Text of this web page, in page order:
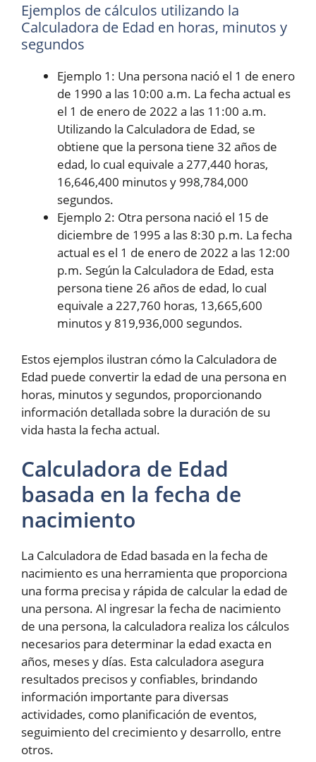
Ejemplos de cálculos utilizando la
Calculadora de Edad en horas, minutos y
segundos
Ejemplo 1: Una persona nació el 1 de enero
de 1990 a las 10:00 a.m. La fecha actual es
el 1 de enero de 2022 a las 11:00 a.m.
Utilizando la Calculadora de Edad, se
obtiene que la persona tiene 32 años de
edad, lo cual equivale a 277,440 horas,
16,646,400 minutos y 998,784,000
segundos.
Ejemplo 2: Otra persona nació el 15 de
diciembre de 1995 a las 8:30 p.m. La fecha
actual es el 1 de enero de 2022 a las 12:00
p.m. Según la Calculadora de Edad, esta
persona tiene 26 años de edad, lo cual
equivale a 227,760 horas, 13,665,600
minutos y 819,936,000 segundos.
Estos ejemplos ilustran cómo la Calculadora de
Edad puede convertir la edad de una persona en
horas, minutos y segundos, proporcionando
información detallada sobre la duración de su
vida hasta la fecha actual.
Calculadora de Edad
basada en la fecha de
nacimiento
La Calculadora de Edad basada en la fecha de
nacimiento es una herramienta que proporciona
una forma precisa y rápida de calcular la edad de
una persona. Al ingresar la fecha de nacimiento
de una persona, la calculadora realiza los cálculos
necesarios para determinar la edad exacta en
años, meses y días. Esta calculadora asegura
resultados precisos y confiables, brindando
información importante para diversas
actividades, como planificación de eventos,
seguimiento del crecimiento y desarrollo, entre
otros.